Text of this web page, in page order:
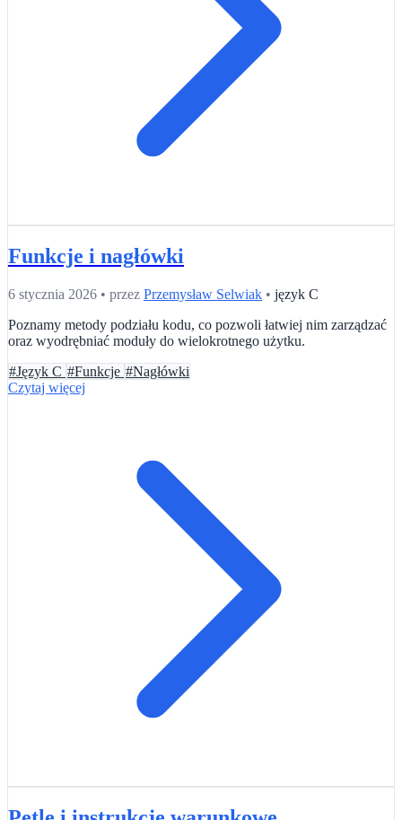
Funkcje i nagłówki
6 stycznia 2026 • przez Przemysław Selwiak • język C
Poznamy metody podziału kodu, co pozwoli łatwiej nim zarządzać
oraz wyodrębniać moduły do wielokrotnego użytku.
#Język C #Funkcje #Nagłówki
Czytaj więcej